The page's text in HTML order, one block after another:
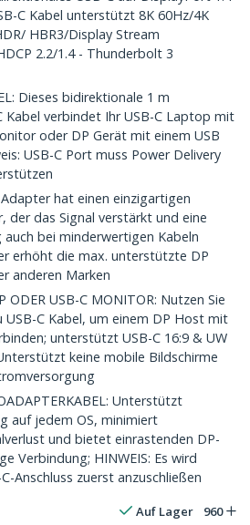
C Kabel unterstützt 8K 60Hz/4K
HBR3/Display Stream
2.2/1.4 - Thunderbolt 3
Dieses bidirektionale 1 m
Kabel verbindet Ihr USB-C Laptop mit
oder DP Gerät mit einem USB
USB-C Port muss Power Delivery
hat einen einzigartigen
der das Signal verstärkt und eine
auch bei minderwertigen Kabeln
erhöht die max. unterstützte DP
anderen Marken
ODER USB-C MONITOR: Nutzen Sie
USB-C Kabel, um einem DP Host mit
unterstützt USB-C 16:9 & UW
keine mobile Bildschirme
Unterstützt
auf jedem OS, minimiert
und bietet einrastenden DP-
Verbindung; HINWEIS: Es wird
Anschluss zuerst anzuschließen
Auf Lager 960